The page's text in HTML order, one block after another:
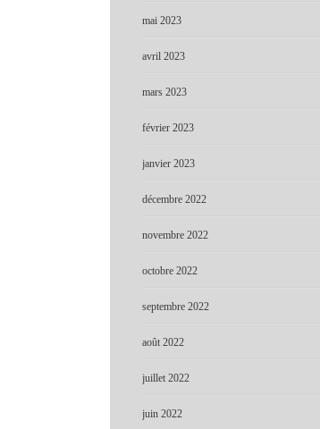
mai 2023
avril 2023
mars 2023
février 2023
janvier 2023
décembre 2022
novembre 2022
octobre 2022
septembre 2022
août 2022
juillet 2022
juin 2022